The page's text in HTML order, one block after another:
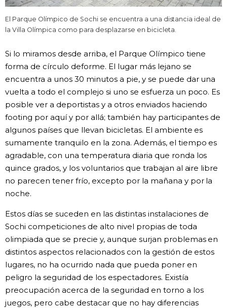
El Parque Olímpico de Sochi se encuentra a una distancia ideal de
la Villa Olímpica como para desplazarse en bicicleta.
Si lo miramos desde arriba, el Parque Olímpico tiene
forma de círculo deforme. El lugar más lejano se
encuentra a unos 30 minutos a pie, y se puede dar una
vuelta a todo el complejo si uno se esfuerza un poco. Es
posible ver a deportistas y a otros enviados haciendo
footing por aquí y por allá; también hay participantes de
algunos países que llevan bicicletas. El ambiente es
sumamente tranquilo en la zona. Además, el tiempo es
agradable, con una temperatura diaria que ronda los
quince grados, y los voluntarios que trabajan al aire libre
no parecen tener frío, excepto por la mañana y por la
noche.
Estos días se suceden en las distintas instalaciones de
Sochi competiciones de alto nivel propias de toda
olimpiada que se precie y, aunque surjan problemas en
distintos aspectos relacionados con la gestión de estos
lugares, no ha ocurrido nada que pueda poner en
peligro la seguridad de los espectadores. Existía
preocupación acerca de la seguridad en torno a los
juegos, pero cabe destacar que no hay diferencias